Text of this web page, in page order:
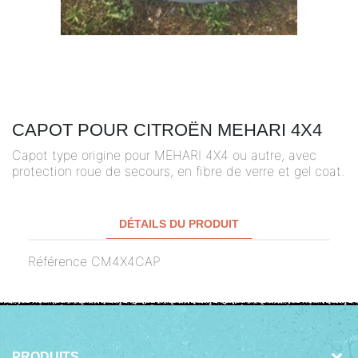
CAPOT POUR CITROËN MEHARI 4X4
Capot type origine pour MEHARI 4X4 ou autre, avec
protection roue de secours, en fibre de verre et gel coat.
DÉTAILS DU PRODUIT
Référence CM4X4CAP